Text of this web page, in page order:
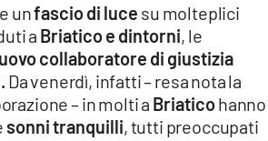
unfascio di luce su molteplici
a Briatico e dintorni, le
collaboratore di giustizia
Da venerdì, infatti – resa nota la
– in molti a Briaticohanno
sonni tranquilli, tutti preoccupati